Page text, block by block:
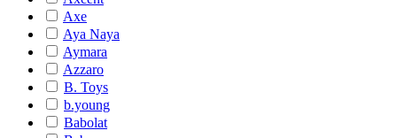
Axe
Aya Naya
Aymara
Azzaro
B. Toys
b.young
Babolat